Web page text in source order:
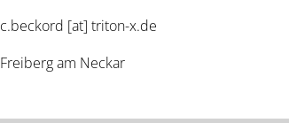
c.beckord [at] triton-x.de
Freiberg am Neckar